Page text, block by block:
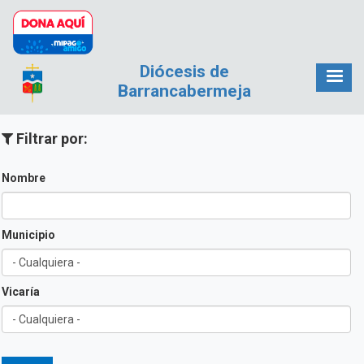
Pasar al contenido principal
Diócesis de
Barrancabermeja
Filtrar por:
Nombre
Municipio
Vicaría